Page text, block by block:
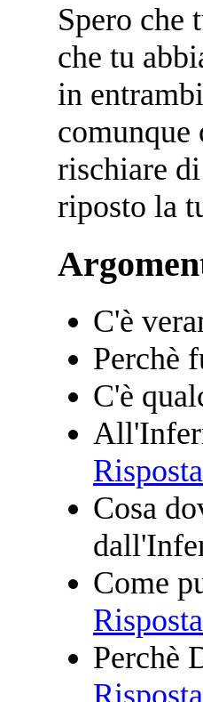
Spero che
che tu
in
rischiare
riposto la
C'è
Perchè
C'è
Risposta
Cosa
Come
Risposta
Perchè
Risposta